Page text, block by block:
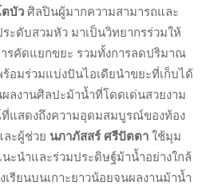
ตบัวศิลปินผู้มากความสามารถและ
ระดับสวมหัว มาเป็นวิทยากรร่วมให้
รคัดแยกขยะ รวมทั้งการลดปริมาณ
อมร่วมแบ่งปันไอเดียนำขยะที่เก็บได้
ผลงานศิลปะม้าน้ำที่โดดเด่นสวยงาม
แสดงถึงความอุดมสมบูรณ์ของท้อง
ละผู้ช่วย นภาภัสสร์ ศรีปัตตา ใช้มุม
ะนำและร่วมประดิษฐ์ม้าน้ำอย่างใกล้
เรียนบนเกาะยาวน้อยจนผลงานม้าน้ำ